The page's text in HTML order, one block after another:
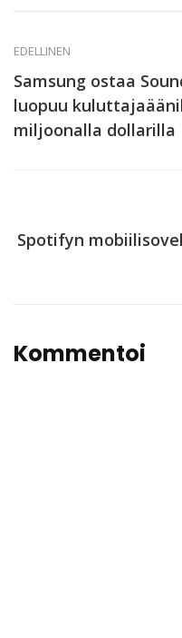
EDELLINEN
Samsung ostaa
luopuu
miljoonalla dollarilla
Spotifyn
Kommentoi